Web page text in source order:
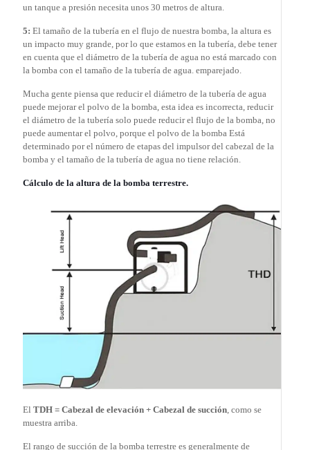
un tanque a presión necesita unos 30 metros de altura.
5: El tamaño de la tubería en el flujo de nuestra bomba, la altura es
un impacto muy grande, por lo que estamos en la tubería, debe tener
en cuenta que el diámetro de la tubería de agua no está marcado con
la bomba con el tamaño de la tubería de agua. emparejado.
Mucha gente piensa que reducir el diámetro de la tubería de agua
puede mejorar el polvo de la bomba, esta idea es incorrecta, reducir
el diámetro de la tubería solo puede reducir el flujo de la bomba, no
puede aumentar el polvo, porque el polvo de la bomba Está
determinado por el número de etapas del impulsor del cabezal de la
bomba y el tamaño de la tubería de agua no tiene relación.
Cálculo de la altura de la bomba terrestre.
El TDH = Cabezal de elevación + Cabezal de succión, como se
muestra arriba.
El rango de succión de la bomba terrestre es generalmente de